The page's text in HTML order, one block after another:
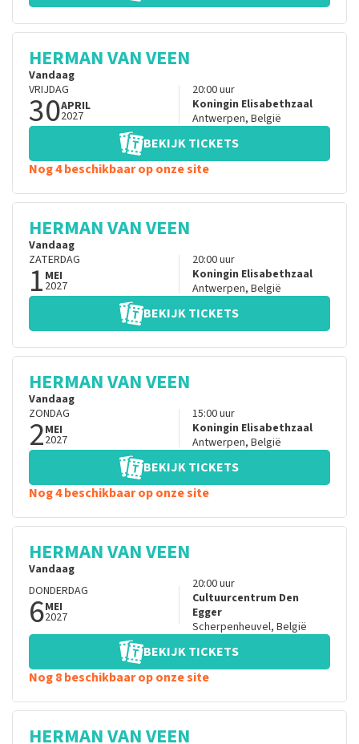
HERMAN VAN VEEN
Vandaag
VRIJDAG
30APRIL
2027
20:00uur
Koningin Elisabethzaal
Antwerpen, België
BEKIJK TICKETS
Nog 4 beschikbaar op onze site
HERMAN VAN VEEN
Vandaag
ZATERDAG
1 MEI
2027
20:00uur
Koningin Elisabethzaal
Antwerpen, België
BEKIJK TICKETS
HERMAN VAN VEEN
Vandaag
ZONDAG
2MEI
2027
15:00uur
Koningin Elisabethzaal
Antwerpen, België
BEKIJK TICKETS
Nog 4 beschikbaar op onze site
HERMAN VAN VEEN
Vandaag
DONDERDAG
6MEI
2027
20:00uur
Cultuurcentrum Den
Egger
Scherpenheuvel, België
BEKIJK TICKETS
Nog 8 beschikbaar op onze site
HERMAN VAN VEEN